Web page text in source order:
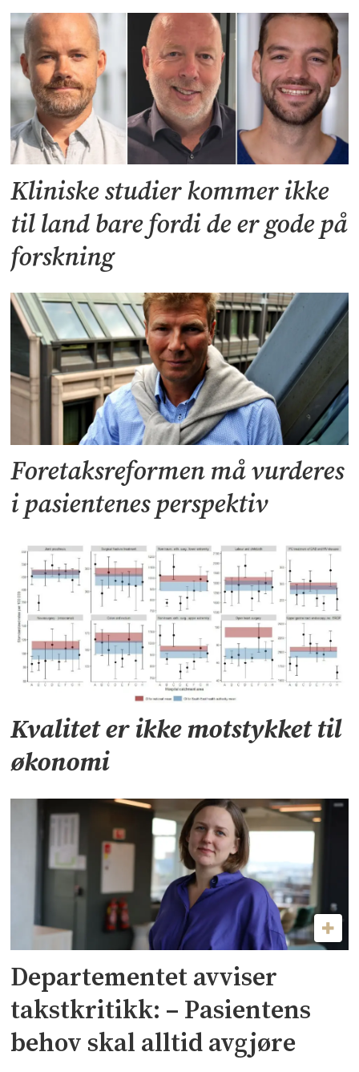
Kliniske studier kommer ikke
til land bare fordi de er gode på
forskning
Foretaksreformen må vurderes
i pasientenes perspektiv
Kvalitet er ikke motstykket til
økonomi
Departementet avviser
takstkritikk: – Pasientens
behov skal alltid avgjøre